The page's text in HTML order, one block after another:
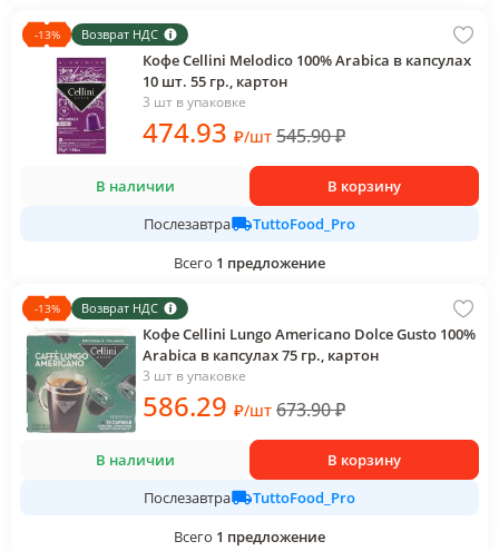
-13% Возврат НДС
Кофе Cellini Melodico 100% Arabica в капсулах
10 шт. 55 гр., картон
3 шт в упаковке
474.93 ₽/шт 545.90₽
В наличии
В корзину
Послезавтра
TuttoFood_Pro
Всего 1 предложение
-13% Возврат НДС
Кофе Cellini Lungo Americano Dolce Gusto 100%
Arabica в капсулах 75 гр., картон
3 шт в упаковке
586.29 ₽/шт 673.90₽
В наличии
В корзину
Послезавтра
TuttoFood_Pro
Всего 1 предложение